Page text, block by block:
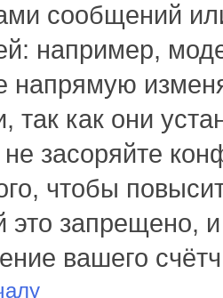
сообщений
например,
напрямую
так как они
не засоряйте
чтобы
это запрещено,
вашего